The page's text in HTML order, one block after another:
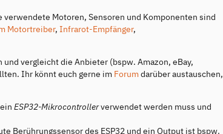
verwendete Motoren, Sensoren und Komponenten sind
Motortreiber, Infrarot-Empfänger,
vergleicht die Anbieter (bspw. Amazon, eBay,
Ihr könnt euch gerne im Forumdarüber austauschen,
ESP32-Mikrocontrollerverwendet werden muss und
Berührungssensor des ESP32 und ein Output ist bspw.